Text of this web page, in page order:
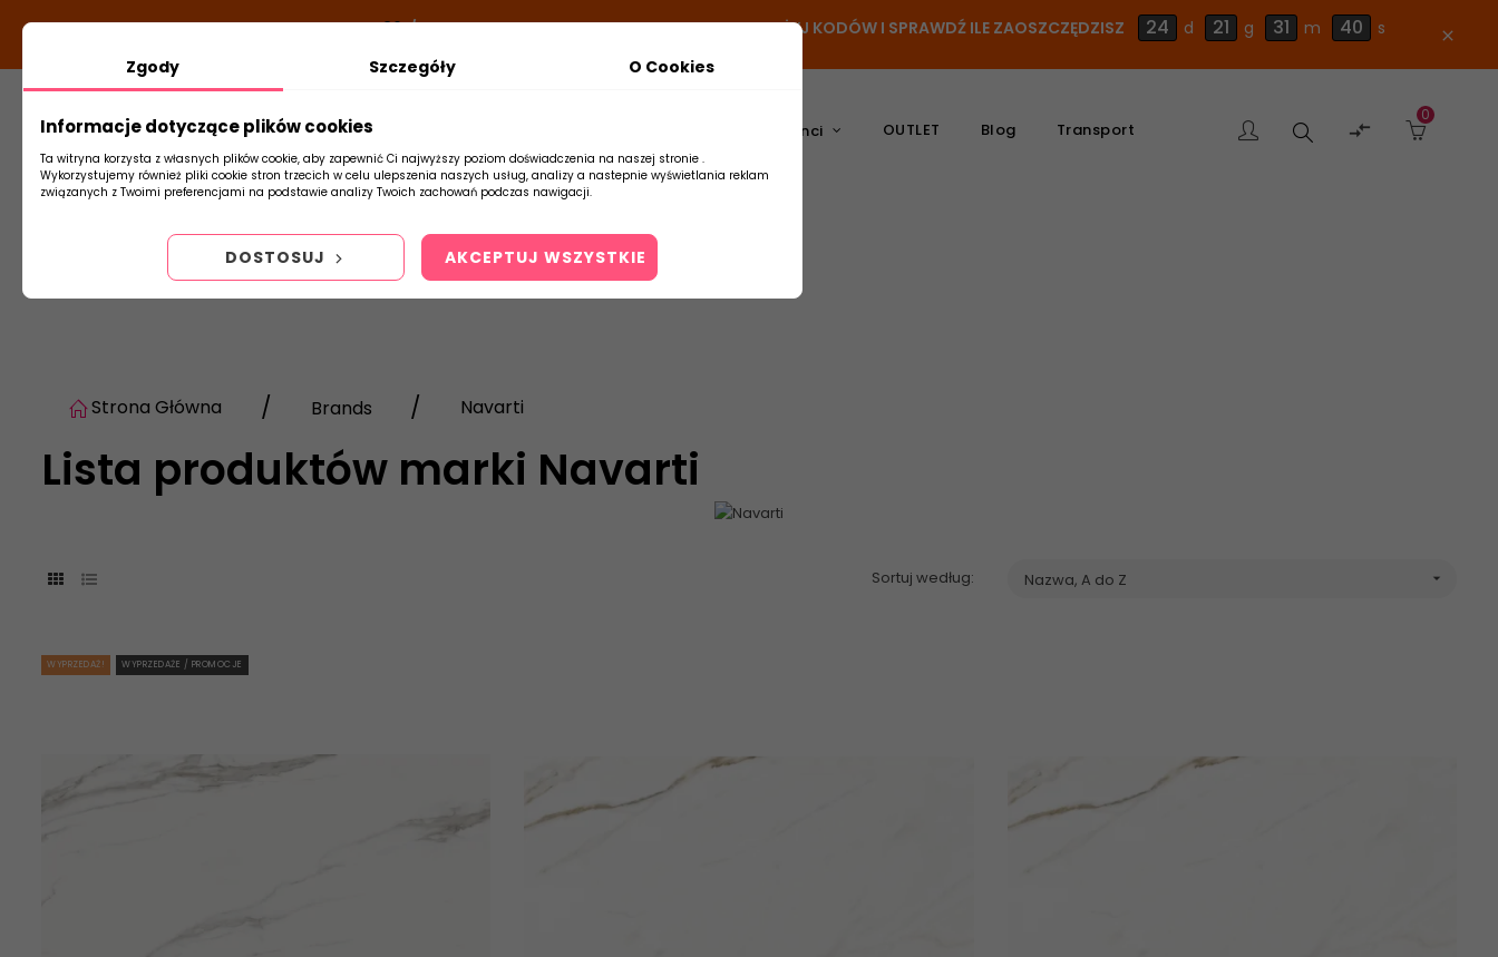
DODATKOWY RABAT Z KODEM:NEWLOOK26/TUBADZIN- DODAJ PRODUKT DO KOSZYKA, UŻYJ KODÓW I SPRAWDŹ ILE ZAOSZCZĘDZISZ 24 d 21 g 31 m 39 s close
Płytki Producenci OUTLET Blog Transport Szukaj 
0
Strona Główna Brands Navarti
Lista produktów marki Navarti
Sortuj według: Nazwa, A do Z 
WYPRZEDAŻ! WYPRZEDAŻE / PROMOCJE
Zgody Szczegóły O Cookies
Informacje dotyczące plików cookies
Ta witryna korzysta z własnych plików cookie, aby zapewnić Ci najwyższy poziom doświadczenia na naszej stronie .
Wykorzystujemy również pliki cookie stron trzecich w celu ulepszenia naszych usług, analizy a nastepnie wyświetlania reklam
związanych z Twoimi preferencjami na podstawie analizy Twoich zachowań podczas nawigacji.
DOSTOSUJ AKCEPTUJ WSZYSTKIE